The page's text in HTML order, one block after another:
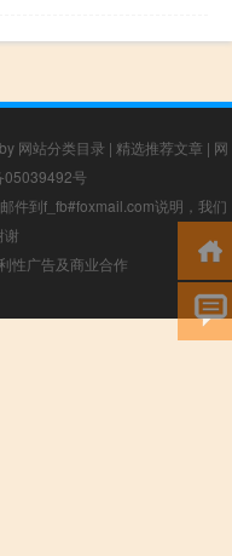
网站分类目录 | 精选推荐文章 | 网
05039492号
件到f_fb#foxmail.com说明，我们
谢
性广告及商业合作